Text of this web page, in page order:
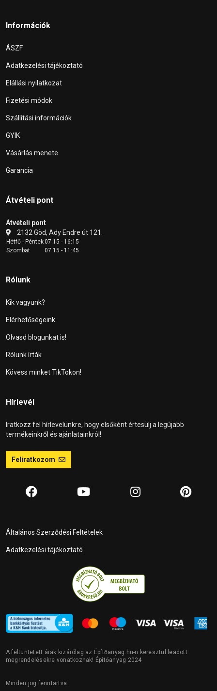
Információk
ÁSZF
Adatkezelési tájékoztató
Elállási nyilatkozat
Fizetési módok
Szállítási információk
GYIK
Vásárlás menete
Garancia
Átvételi pont
Átvételi pont
2132 Göd, Ady Endre út 121.
Hétfő - Péntek07:15 - 16:15
Szombat
07:15 - 11:45
Rólunk
Kik vagyunk?
Elérhetőségeink
Olvasd blogunkat is!
Rólunk írták
Kövess minket TikTokon!
Hírlevél
Iratkozz fel hírlevelünkre, hogy elsőként értesülj a legújabb
termékeinkről és ajánlatainkról!
Feliratkozom
Általános Szerződési Feltételek
Adatkezelési tájékoztató
A feltüntetett árak kizárólag az Építőanyag.hu-n keresztül leadott
megrendelésekre vonatkoznak! Építőanyag 2024
Minden jog fenntartva.